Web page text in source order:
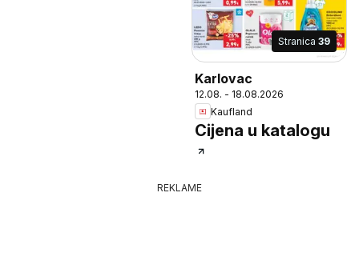
Stranica 39
Karlovac
12.08. - 18.08.2026
Kaufland
Cijena u katalogu
REKLAME